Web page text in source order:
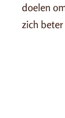
doelen
zich